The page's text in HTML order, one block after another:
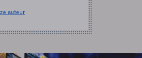
auteur